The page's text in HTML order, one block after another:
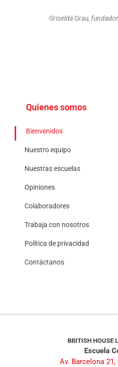
Griselda Grau,
Quienes somos
Bienvenidos
Nuestro equipo
Nuestras escuelas
Opiniones
Colaboradores
Trabaja con nosotros
Política de privacidad
Contáctanos
BRITISH HOUSE
Escuela
Av. Barcelona